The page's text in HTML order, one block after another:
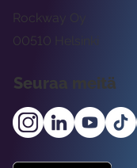
Rockway Oy
00510 Helsinki
Seuraa meitä